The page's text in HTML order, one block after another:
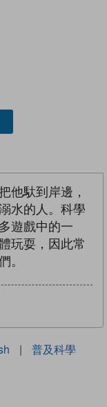
他馱到岸邊，
水的人。科學
遊戲中的一
玩耍，因此常
。
| 普及科學